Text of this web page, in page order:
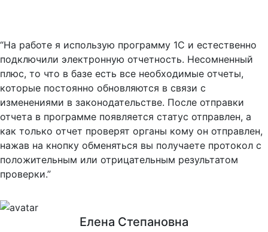
“На работе я использую программу 1С и естественно
подключили электронную отчетность. Несомненный
плюс, то что в базе есть все необходимые отчеты,
которые постоянно обновляются в связи с
изменениями в законодательстве. После отправки
отчета в программе появляется статус отправлен, а
как только отчет проверят органы кому он отправлен,
нажав на кнопку обменяться вы получаете протокол с
положительным или отрицательным результатом
проверки.”
Елена Степановна